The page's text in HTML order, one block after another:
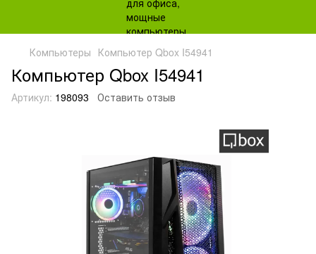
Компьютеры Компьютер Qbox I54941
Компьютер Qbox I54941
Артикул: 198093 Оставить отзыв